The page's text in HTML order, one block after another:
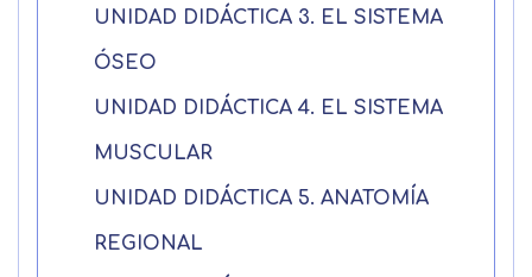
UNIDAD DIDÁCTICA 3. EL SISTEMA
ÓSEO
UNIDAD DIDÁCTICA 4. EL SISTEMA
MUSCULAR
UNIDAD DIDÁCTICA 5. ANATOMÍA
REGIONAL
Solicitar
información
Telefono
Email
Centro de
preferencia de
privacidad
Utilizamos cookies propias y de terceros